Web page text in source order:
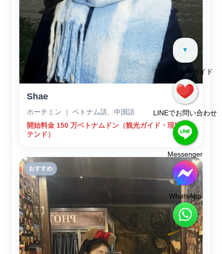
Shae
ホーチミン ｜ ベトナム語、中国語
開始料金 150 万ベトナムドン（観光ガイド・現地ア
テンド）
おすすめ
▼
お気に入りガイド
LINEでお問い合わせ
Messenger
WhatsApp